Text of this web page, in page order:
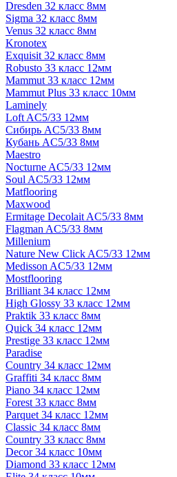
Dresden 32 класс 8мм
Sigma 32 класс 8мм
Venus 32 класс 8мм
Kronotex
Exquisit 32 класс 8мм
Robusto 33 класс 12мм
Mammut 33 класс 12мм
Mammut Plus 33 класс 10мм
Laminely
Loft AC5/33 12мм
Сибирь AC5/33 8мм
Кубань AC5/33 8мм
Maestro
Nocturne AC5/33 12мм
Soul AC5/33 12мм
Matflooring
Maxwood
Ermitage Decolait AC5/33 8мм
Flagman AC5/33 8мм
Millenium
Nature New Click AC5/33 12мм
Medisson AC5/33 12мм
Mostflooring
Brilliant 34 класс 12мм
High Glossy 33 класс 12мм
Praktik 33 класс 8мм
Quick 34 класс 12мм
Prestige 33 класс 12мм
Paradise
Country 34 класс 12мм
Graffiti 34 класс 8мм
Piano 34 класс 12мм
Forest 33 класс 8мм
Parquet 34 класс 12мм
Classic 34 класс 8мм
Country 33 класс 8мм
Decor 34 класс 10мм
Diamond 33 класс 12мм